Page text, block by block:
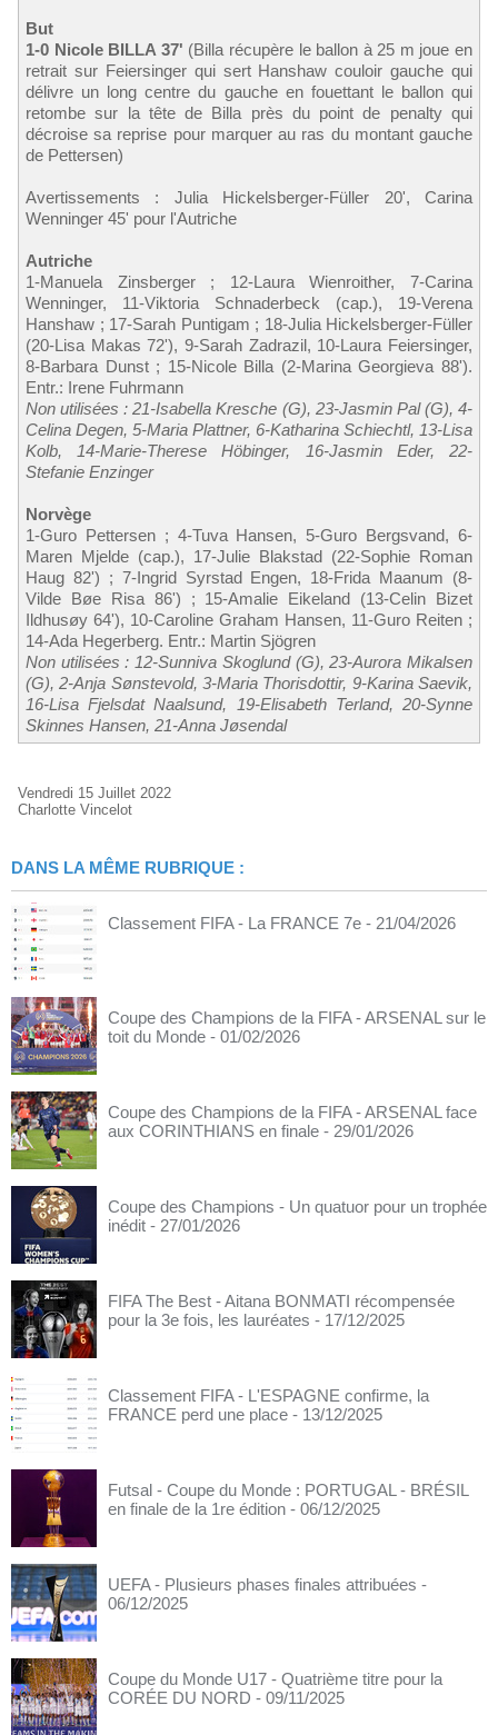
But
1-0 Nicole BILLA 37' (Billa récupère le ballon à 25 m joue en
retrait sur Feiersinger qui sert Hanshaw couloir gauche qui
délivre un long centre du gauche en fouettant le ballon qui
retombe sur la tête de Billa près du point de penalty qui
décroise sa reprise pour marquer au ras du montant gauche
de Pettersen)
Avertissements : Julia Hickelsberger-Füller 20', Carina
Wenninger 45' pour l'Autriche
Autriche
1-Manuela Zinsberger ; 12-Laura Wienroither, 7-Carina
Wenninger, 11-Viktoria Schnaderbeck (cap.), 19-Verena
Hanshaw ; 17-Sarah Puntigam ; 18-Julia Hickelsberger-Füller
(20-Lisa Makas 72'), 9-Sarah Zadrazil, 10-Laura Feiersinger,
8-Barbara Dunst ; 15-Nicole Billa (2-Marina Georgieva 88').
Entr.: Irene Fuhrmann
Non utilisées : 21-Isabella Kresche (G), 23-Jasmin Pal (G), 4-
Celina Degen, 5-Maria Plattner, 6-Katharina Schiechtl, 13-Lisa
Kolb, 14-Marie-Therese Höbinger, 16-Jasmin Eder, 22-
Stefanie Enzinger
Norvège
1-Guro Pettersen ; 4-Tuva Hansen, 5-Guro Bergsvand, 6-
Maren Mjelde (cap.), 17-Julie Blakstad (22-Sophie Roman
Haug 82') ; 7-Ingrid Syrstad Engen, 18-Frida Maanum (8-
Vilde Bøe Risa 86') ; 15-Amalie Eikeland (13-Celin Bizet
Ildhusøy 64'), 10-Caroline Graham Hansen, 11-Guro Reiten ;
14-Ada Hegerberg. Entr.: Martin Sjögren
Non utilisées : 12-Sunniva Skoglund (G), 23-Aurora Mikalsen
(G), 2-Anja Sønstevold, 3-Maria Thorisdottir, 9-Karina Saevik,
16-Lisa Fjelsdat Naalsund, 19-Elisabeth Terland, 20-Synne
Skinnes Hansen, 21-Anna Jøsendal
Vendredi 15 Juillet 2022
Charlotte Vincelot
DANS LA MÊME RUBRIQUE :
Classement FIFA - La FRANCE 7e - 21/04/2026
Coupe des Champions de la FIFA - ARSENAL sur le
toit du Monde - 01/02/2026
Coupe des Champions de la FIFA - ARSENAL face
aux CORINTHIANS en finale - 29/01/2026
Coupe des Champions - Un quatuor pour un trophée
inédit - 27/01/2026
FIFA The Best - Aitana BONMATI récompensée
pour la 3e fois, les lauréates - 17/12/2025
Classement FIFA - L'ESPAGNE confirme, la
FRANCE perd une place - 13/12/2025
Futsal - Coupe du Monde : PORTUGAL - BRÉSIL
en finale de la 1re édition - 06/12/2025
UEFA - Plusieurs phases finales attribuées -
06/12/2025
Coupe du Monde U17 - Quatrième titre pour la
CORÉE DU NORD - 09/11/2025